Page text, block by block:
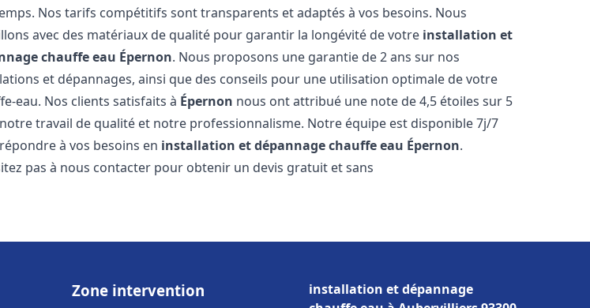
Nos tarifs compétitifs sont transparents et adaptés à vos besoins. Nous
avec des matériaux de qualité pour garantir la longévité de votre installation et
chauffe eau Épernon. Nous proposons une garantie de 2 ans sur nos
et dépannages, ainsi que des conseils pour une utilisation optimale de votre
eau. Nos clients satisfaits à Épernon nous ont attribué une note de 4,5 étoiles sur 5
travail de qualité et notre professionnalisme. Notre équipe est disponible 7j/7
à vos besoins en installation et dépannage chauffe eau Épernon.
pas à nous contacter pour obtenir un devis gratuit et sans
Zone intervention
installation et dépannage